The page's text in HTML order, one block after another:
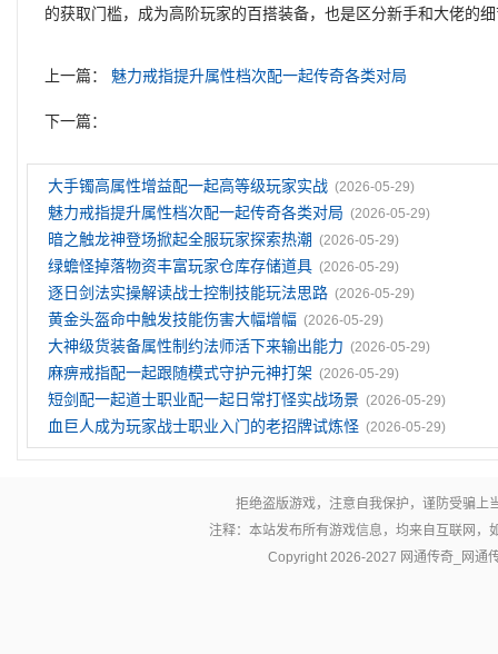
的获取门槛，成为高阶玩家的百搭装备，也是区分新手和大佬的
上一篇： 魅力戒指提升属性档次配一起传奇各类对局
下一篇：
大手镯高属性增益配一起高等级玩家实战 (2026-05-29)
魅力戒指提升属性档次配一起传奇各类对局 (2026-05-29)
暗之触龙神登场掀起全服玩家探索热潮 (2026-05-29)
绿蟾怪掉落物资丰富玩家仓库存储道具 (2026-05-29)
逐日剑法实操解读战士控制技能玩法思路 (2026-05-29)
黄金头盔命中触发技能伤害大幅增幅 (2026-05-29)
大神级货装备属性制约法师活下来输出能力 (2026-05-29)
麻痹戒指配一起跟随模式守护元神打架 (2026-05-29)
短剑配一起道士职业配一起日常打怪实战场景 (2026-05-29)
血巨人成为玩家战士职业入门的老招牌试炼怪 (2026-05-29)
拒绝盗版游戏，注意自我保护，谨防受骗上
注释：本站发布所有游戏信息，均来自互联网
Copyright 2026-2027 网通传奇_网通